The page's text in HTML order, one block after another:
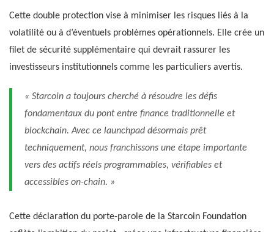
Cette double protection vise à minimiser les risques liés à la
volatilité ou à d’éventuels problèmes opérationnels. Elle crée un
filet de sécurité supplémentaire qui devrait rassurer les
investisseurs institutionnels comme les particuliers avertis.
« Starcoin a toujours cherché à résoudre les défis
fondamentaux du pont entre finance traditionnelle et
blockchain. Avec ce launchpad désormais prêt
techniquement, nous franchissons une étape importante
vers des actifs réels programmables, vérifiables et
accessibles on-chain. »
Cette déclaration du porte-parole de la Starcoin Foundation